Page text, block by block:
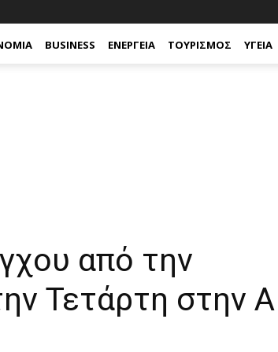
BUSINESS ΕΝΈΡΓΕΙΑ ΤΟΥΡΙΣΜΌΣ ΥΓΕΊΑ
από την
Τετάρτη στην